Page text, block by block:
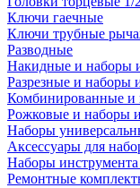
Ключи гаечные
Ключи трубные
Разводные
Накидные и наборы
Разрезные и наборы
Комбинированные и
Рожковые и наборы
Наборы
Аксессуары для
Наборы
Ремонтные